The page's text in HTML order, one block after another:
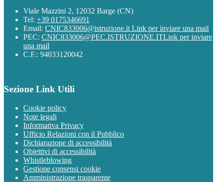
Viale Mazzini 2, 12032 Barge (CN)
Tel: +39 0175346691
Email: CNIC833006@istruzione.it Link per inviare una mail
PEC: CNIC833006@PEC.ISTRUZIONE.ITLink per inviare
una mail
C.F.: 94033120042
Sezione Link Utili
Cookie policy
Note legali
Informativa Privacy
Ufficio Relazioni con il Pubblico
Dichiarazione di accessibilità
Obiettivi di accessibilità
Whistleblowing
Gestione consensi cookie
Amministrazione trasparente